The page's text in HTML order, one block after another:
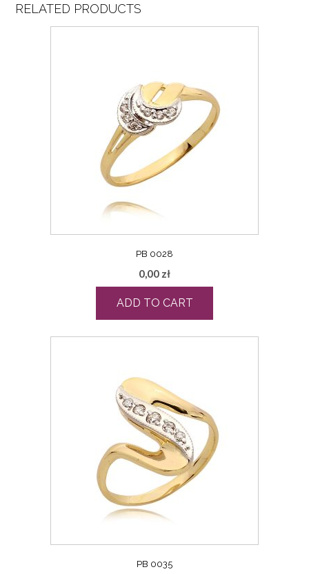
RELATED PRODUCTS
PB 0028
0,00 zł
ADD TO CART
PB 0035